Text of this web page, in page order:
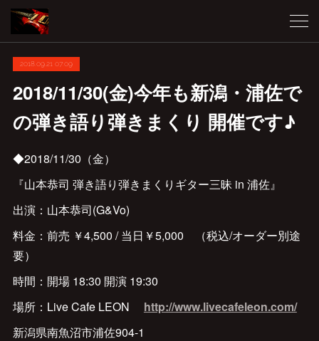
2018.09.21 07:09
2018/11/30(金)今年も新潟・浦佐で
の弾き語り弾きまくり 開催です♪
◆2018/11/30（金）
『山本恭司 弾き語り弾きまくりギター三昧 in 浦佐』
出演：山本恭司(G&Vo)
料金：前売 ￥4,500 / 当日￥5,000 （税込/オーダー別途
要）
時間：開場 18:30 開演 19:30
場所：Live Cafe LEON http://www.livecafeleon.com/
新潟県南魚沼市浦佐904-1